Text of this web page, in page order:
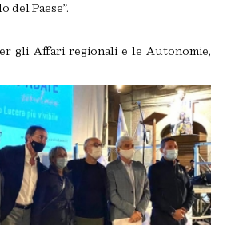
del Paese”.
gli Affari regionali e le Autonomie,